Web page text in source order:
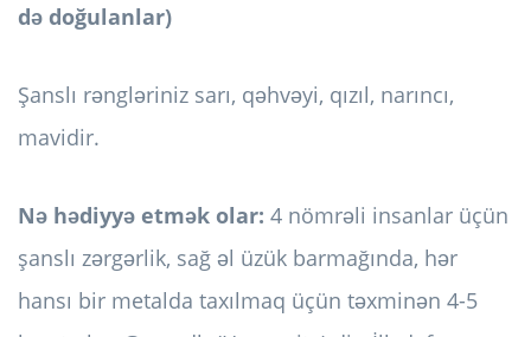
də doğulanlar)
Şanslı rəngləriniz sarı, qəhvəyi, qızıl, narıncı,
mavidir.
Nə hədiyyə etmək olar: 4 nömrəli insanlar üçün
şanslı zərgərlik, sağ əl üzük barmağında, hər
hansı bir metalda taxılmaq üçün təxminən 4-5